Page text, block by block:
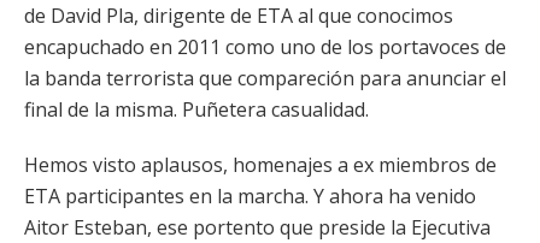
de David Pla, dirigente de ETA al que conocimos
encapuchado en 2011 como uno de los portavoces de
la banda terrorista que compareción para anunciar el
final de la misma. Puñetera casualidad.
Hemos visto aplausos, homenajes a ex miembros de
ETA participantes en la marcha. Y ahora ha venido
Aitor Esteban, ese portento que preside la Ejecutiva